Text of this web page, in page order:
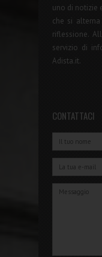
uno di notizie
che si
riflessione.
servizio di
Adista.it.
CONTATTACI